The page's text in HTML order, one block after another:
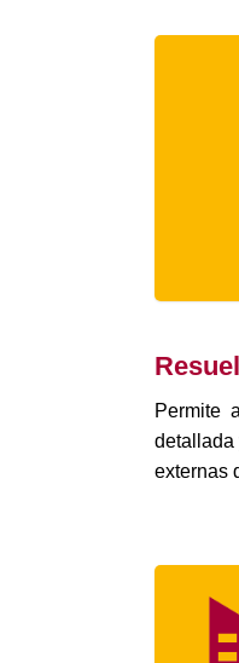
Permite
detallada
externas